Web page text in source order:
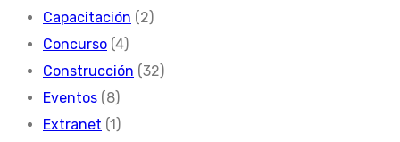
Capacitación (2)
Concurso (4)
Construcción (32)
Eventos (8)
Extranet (1)